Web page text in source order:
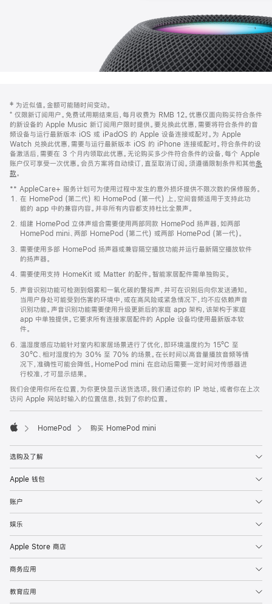
页
页
脚
注
‡ 为近似值。金额可能随时间变动。
⁺ 仅限新订阅用户。免费试用期结束后，每月收费为 RMB 12。优惠仅面向购买符合条件
的新设备的 Apple Music 新订阅用户限时提供。要兑换此优惠，需要将符合条件的音
频设备与运行最新版本 iOS 或 iPadOS 的 Apple 设备连接或配对。为 Apple
Watch 兑换此优惠，需要与运行最新版本 iOS 的 iPhone 连接或配对。符合条件的设
备激活后，需要在 3 个月内领取此优惠。无论购买多少件符合条件的设备，每个 Apple
账户仅可享受一次优惠。会员方案将自动续订，直至取消订阅。须遵循限制条件和其他条
款。
窗
口
中
打
开)
** AppleCare+ 服务计划可为使用过程中发生的意外损坏提供不限次数的保修服务。
在 HomePod (第二代) 和 HomePod (第一代) 上，空间音频适用于支持此功
能的 app 中的兼容内容。并非所有内容都支持杜比全景声。
组建 HomePod 立体声组合需要使用两部同款 HomePod 扬声器，如两部
HomePod mini、两部 HomePod (第二代) 或两部 HomePod (第一代)。
需要使用多部 HomePod 扬声器或兼容隔空播放功能并运行最新隔空播放软件
的扬声器。
需要使用支持 HomeKit 或 Matter 的配件。智能家居配件需单独购买。
声音识别功能可检测到烟雾和一氧化碳的警报声，并可在识别后向你发送通知。
当用户身处可能受到伤害的环境中，或在高风险或紧急情况下，均不应依赖声音
识别功能。声音识别功能需要使用升级更新后的家庭 app 架构，该架构于家庭
app 中单独提供。它要求所有连接家居配件的 Apple 设备均使用最新版本软
件。
温湿度感应功能针对室内和家居场景进行了优化，即环境温度约为 15ºC 至
30ºC、相对湿度约为 30% 至 70% 的场景。在长时间以高音量播放音频等情
况下，准确性可能会降低。HomePod mini 在启动后需要一定时间对传感器进
行校准，才可显示结果。
我们会使用你所在位置，为你更快显示送货选项。我们通过你的 IP 地址，或者你在上次
访问 Apple 网站时输入的位置信息，找到了你的位置。
HomePod 购买 HomePod mini
选购及了解
Apple 钱包
账户
娱乐
Apple Store 商店
商务应用
教育应用